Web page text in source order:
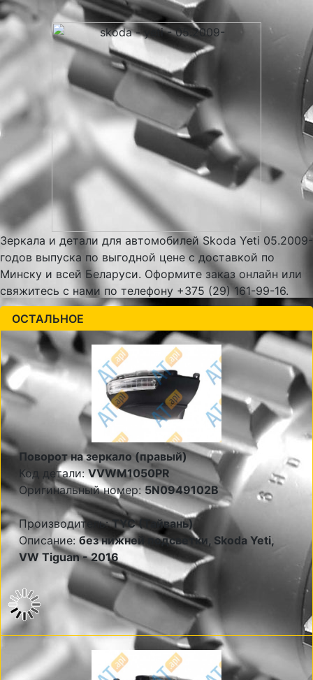
Зеркала и детали для автомобилей Skoda Yeti 05.2009-
годов выпуска по выгодной цене с доставкой по
Минску и всей Беларуси. Оформите заказ онлайн или
свяжитесь с нами по телефону +375 (29) 161-99-16.
ОСТАЛЬНОЕ
Поворот на зеркало (правый)
Код детали:VVWM1050PR
Оригинальный номер: 5N0949102B
Производитель:TYC (Тайвань)
Описание: без нижней подсветки, Skoda Yeti,
VW Tiguan - 2016